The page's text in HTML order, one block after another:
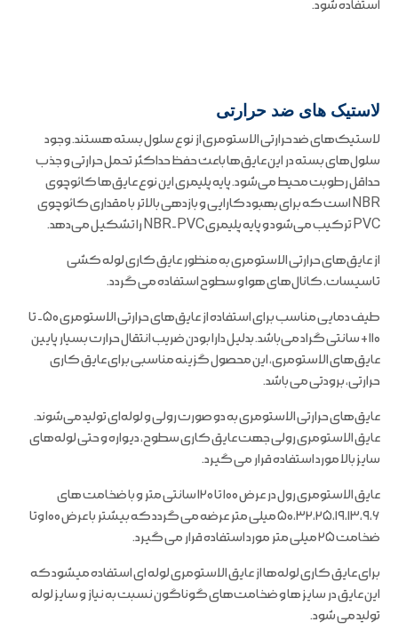
استفاده شود.
لاستیک های ضد حرارتی
لاستیک‌های ضد حرارتی الاستومری از نوع سلول بسته هستند. وجود
سلول‌های بسته در این عایق‌ها باعث حفظ حداکثر تحمل حرارتی و جذب
حداقل رطوبت محیط می‌شود. پایه پلیمری این نوع عایق‌ها کائوچوی
NBR است که برای بهبود کارایی و بازدهی بالاتر با مقداری کائوچوی
PVC ترکیب می‌شود و پایه پلیمری NBR-PVC را تشکیل می‌دهد.
از عایق‌های حرارتی الاستومری به منظور عایق کاری لوله کشی
تاسیسات، کانال‌های هوا و سطوح استفاده می گردد.
طیف دمایی مناسب برای استفاده از عایق‌های حرارتی الاستومری ۵۰- تا
۱۱۰+ سانتی گراد می‌باشد. بدلیل دارا بودن ضریب انتقال حرارت بسیار پایین
عایق‌های الاستومری، این محصول گزینه مناسبی برای عایق کاری
حرارتی، برودتی می باشد.
عایق‌های حرارتی الاستومری به دو صورت رولی و لوله‌ای تولید می‌شوند.
عایق الاستومری رولی جهت عایق کاری سطوح، دیواره و حتی لوله‌های
سایز بالا مورد استفاده قرار می گیرد.
عایق الاستومری رول در عرض ۱۰۰ تا ۱۲۰ سانتی متر و با ضخامت های
۵۰،۳۲،۲۵،۱۹،۱۳،۹،۶ میلی متر عرضه می گردد که بیشتر با عرض ۱۰۰ وتا
ضخامت ۲۵ میلی متر مورد استفاده قرار می گیرد.
برای عایق کاری لوله‌ها از عایق الاستومری لوله ای استفاده میشود که
این عایق در سایز ها و ضخامت‌های گوناگون نسبت به نیاز و سایز لوله
تولید می شود.